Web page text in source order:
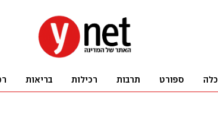
ספורט תרבות רכילות בריאות